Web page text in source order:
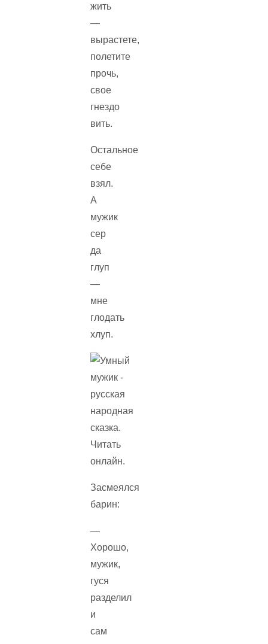
жить
—
вырастете,
полетите
прочь,
свое
гнездо
вить.
Остальное
себе
взял.
А
мужик
сер
да
глуп
—
мне
глодать
хлуп.
Засмеялся
барин:
—
Хорошо,
мужик,
гуся
разделил
и
сам